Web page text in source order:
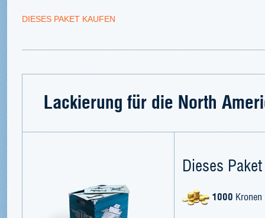
DIESES PAKET KAUFEN
Lackierung für die North
Dieses
1000 Kronen